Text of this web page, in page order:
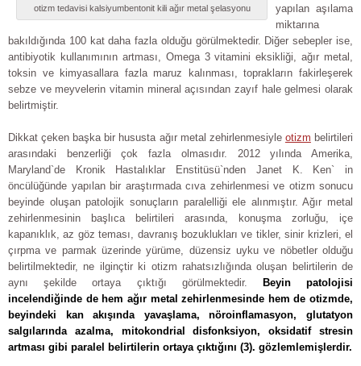
otizm tedavisi kalsiyumbentonit kili ağır metal şelasyonu
yapılan aşılama
miktarına
bakıldığında 100 kat daha fazla olduğu görülmektedir. Diğer sebepler ise,
antibiyotik kullanımının artması, Omega 3 vitamini eksikliği, ağır metal,
toksin ve kimyasallara fazla maruz kalınması, toprakların fakirleşerek
sebze ve meyvelerin vitamin mineral açısından zayıf hale gelmesi olarak
belirtmiştir.
Dikkat çeken başka bir hususta ağır metal zehirlenmesiyle otizm belirtileri
arasındaki benzerliği çok fazla olmasıdır. 2012 yılında Amerika,
Maryland`de Kronik Hastalıklar Enstitüsü`nden Janet K. Ken` in
öncülüğünde yapılan bir araştırmada cıva zehirlenmesi ve otizm sonucu
beyinde oluşan patolojik sonuçların paralelliği ele alınmıştır. Ağır metal
zehirlenmesinin başlıca belirtileri arasında, konuşma zorluğu, içe
kapanıklık, az göz teması, davranış bozuklukları ve tikler, sinir krizleri, el
çırpma ve parmak üzerinde yürüme, düzensiz uyku ve nöbetler olduğu
belirtilmektedir, ne ilginçtir ki otizm rahatsızlığında oluşan belirtilerin de
aynı şekilde ortaya çıktığı görülmektedir.
Beyin patolojisi
incelendiğinde de hem ağır metal zehirlenmesinde hem de otizmde,
beyindeki kan akışında yavaşlama, nöroinflamasyon, glutatyon
salgılarında azalma, mitokondrial disfonksiyon, oksidatif stresin
artması gibi paralel belirtilerin ortaya çıktığını (3). gözlemlemişlerdir.